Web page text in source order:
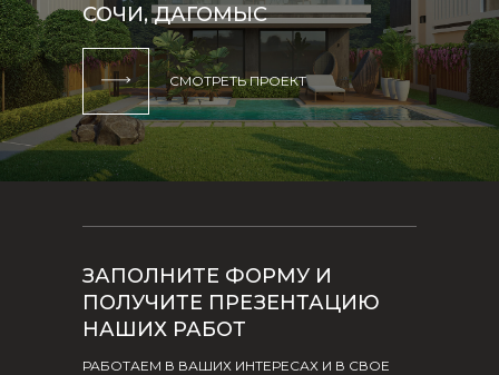
СОЧИ, ДАГОМЫС
СМОТРЕТЬ ПРОЕКТ
ЗАПОЛНИТЕ ФОРМУ И
ПОЛУЧИТЕ ПРЕЗЕНТАЦИЮ
НАШИХ РАБОТ
РАБОТАЕМ В ВАШИХ ИНТЕРЕСАХ И В СВОЕ